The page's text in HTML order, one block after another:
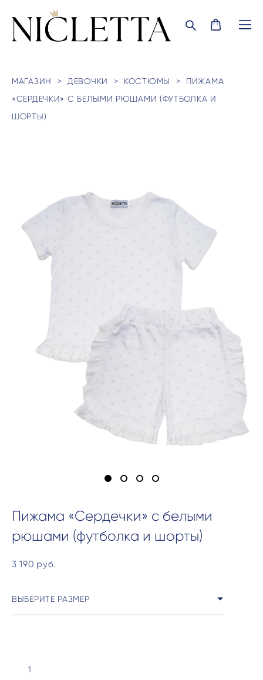
МАГАЗИН > ДЕВОЧКИ > КОСТЮМЫ >
ПИЖАМА
«СЕРДЕЧКИ» С БЕЛЫМИ РЮШАМИ (ФУТБОЛКА И
ШОРТЫ)
Пижама «Сердечки» с белыми
рюшами (футболка и шорты)
3 190 pуб.
ВЫБЕРИТЕ РАЗМЕР